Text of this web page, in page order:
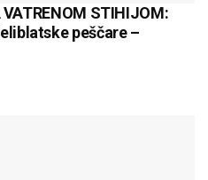
VATRENOM STIHIJOM:
peščare –